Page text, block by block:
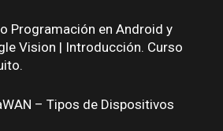
Programación en Android y
Vision | Introducción. Curso
– Tipos de Dispositivos